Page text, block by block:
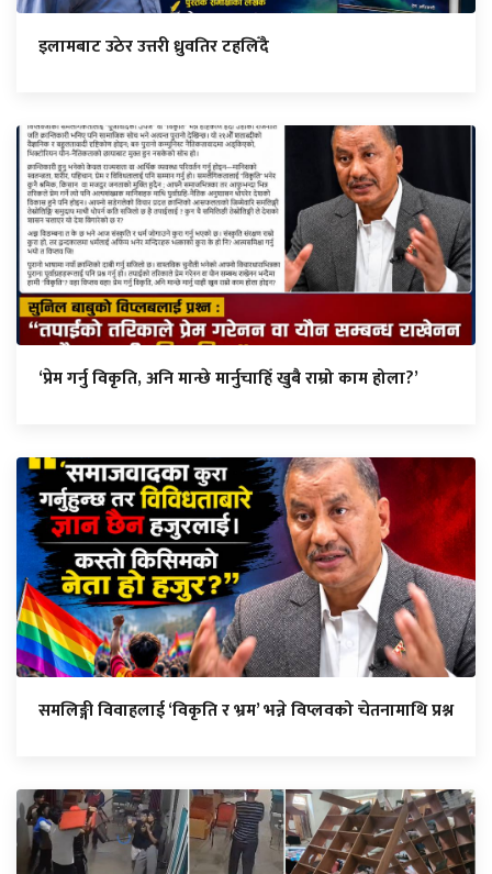
इलामबाट उठेर उत्तरी ध्रुवतिर टहलिँदै
‘प्रेम गर्नु विकृति, अनि मान्छे मार्नुचाहिँ खुबै राम्रो काम होला?’
समलिङ्गी विवाहलाई ‘विकृति र भ्रम’ भन्ने विप्लवको चेतनामाथि प्रश्न